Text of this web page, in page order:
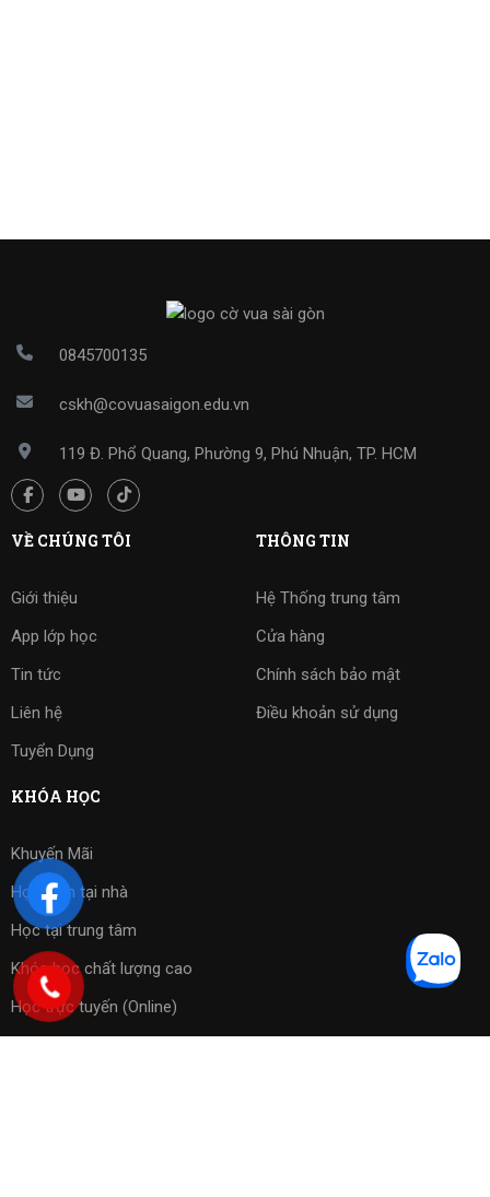
0845700135
cskh@covuasaigon.edu.vn
119 Đ. Phổ Quang, Phường 9, Phú Nhuận, TP. HCM
VỀ CHÚNG TÔI
Giới thiệu
App lớp học
Tin tức
Liên hệ
Tuyển Dụng
THÔNG TIN
Hệ Thống trung tâm
Cửa hàng
Chính sách bảo mật
Điều khoản sử dụng
KHÓA HỌC
Khuyến Mãi
Học kèm tại nhà
Học tại trung tâm
Khóa học chất lượng cao
Học trực tuyến (Online)